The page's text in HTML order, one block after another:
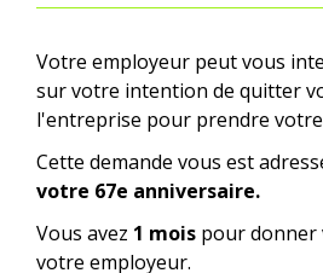
Votre employeur peut vous
sur votre intention de quitter
l'entreprise pour prendre
Cette demande vous est
votre 67e anniversaire.
Vous avez 1 mois pour donner
votre employeur.